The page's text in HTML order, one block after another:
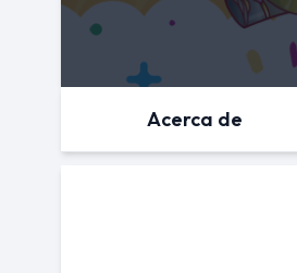
Acerca de